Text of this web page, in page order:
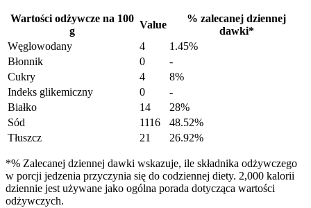
Wartości odżywcze na 100
g
Value
% zalecanej dziennej
dawki*
Węglowodany
4
1.45%
Błonnik
0
-
Cukry
4
8%
Indeks glikemiczny
0
-
Białko
14
28%
Sód
1116
48.52%
Tłuszcz
21 26.92%
*% Zalecanej dziennej dawki wskazuje, ile składnika odżywczego
w porcji jedzenia przyczynia się do codziennej diety. 2,000 kalorii
dziennie jest używane jako ogólna porada dotycząca wartości
odżywczych.